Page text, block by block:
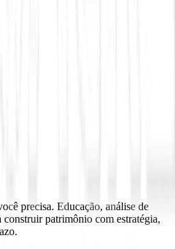
precisa. Educação, análise de
construir patrimônio com estratégia,